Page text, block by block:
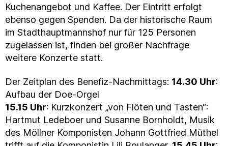
Kuchenangebot und Kaffee. Der Eintritt erfolgt
ebenso gegen Spenden. Da der historische Raum
im Stadthauptmannshof nur für 125 Personen
zugelassen ist, finden bei großer Nachfrage
weitere Konzerte statt.
Der Zeitplan des Benefiz-Nachmittags: 14.30 Uhr:
Aufbau der Doe-Orgel
15.15 Uhr: Kurzkonzert „von Flöten und Tasten“:
Hartmut Ledeboer und Susanne Bornholdt, Musik
des Möllner Komponisten Johann Gottfried Müthel